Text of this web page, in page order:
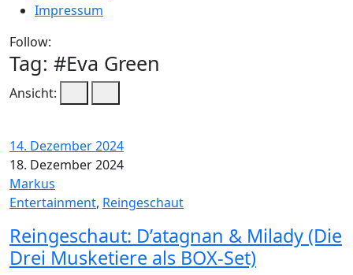
Impressum
Follow:
Tag: #Eva Green
Ansicht:
14. Dezember 2024
18. Dezember 2024
Markus
Entertainment, Reingeschaut
Reingeschaut: D’atagnan & Milady (Die
Drei Musketiere als BOX-Set)